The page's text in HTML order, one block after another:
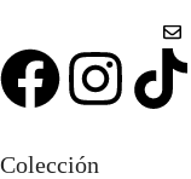
Colección